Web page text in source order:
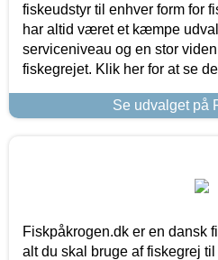
fiskeudstyr til enhver form for
har altid været et kæmpe
serviceniveau og en stor
fiskegrejet. Klik her for at se
Se udvalget på
Fiskpåkrogen.dk er en dansk
alt du skal bruge af fiskegrej